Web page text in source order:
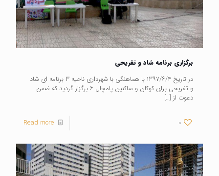
برگزاری برنامه شاد و تفریحی
در تاریخ ۱۳۹۷/۶/۴ با هماهنگی با شهرداری ناحیه ۳ برنامه ای شاد
و تفریحی برای کوکان و ساکنین پامچال ۶ برگزار گردید که ضمن
دعوت از[…]
0
Read more